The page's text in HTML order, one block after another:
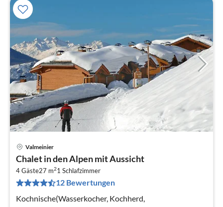
Valmeinier
Chalet in den Alpen mit Aussicht
4 Gäste27 m21 Schlafzimmer
12 Bewertungen
Kochnische(Wasserkocher, Kochherd,